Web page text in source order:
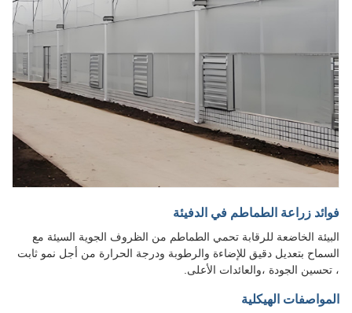
فوائد زراعة الطماطم في الدفيئة
البيئة الخاضعة للرقابة تحمي الطماطم من الظروف الجوية السيئة مع
السماح بتعديل دقيق للإضاءة والرطوبة ودرجة الحرارة من أجل نمو ثابت
، تحسين الجودة ،والعائدات الأعلى.
المواصفات الهيكلية